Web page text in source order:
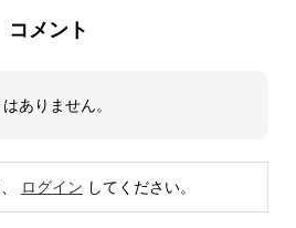
コメント
ありません。
ログイン してください。